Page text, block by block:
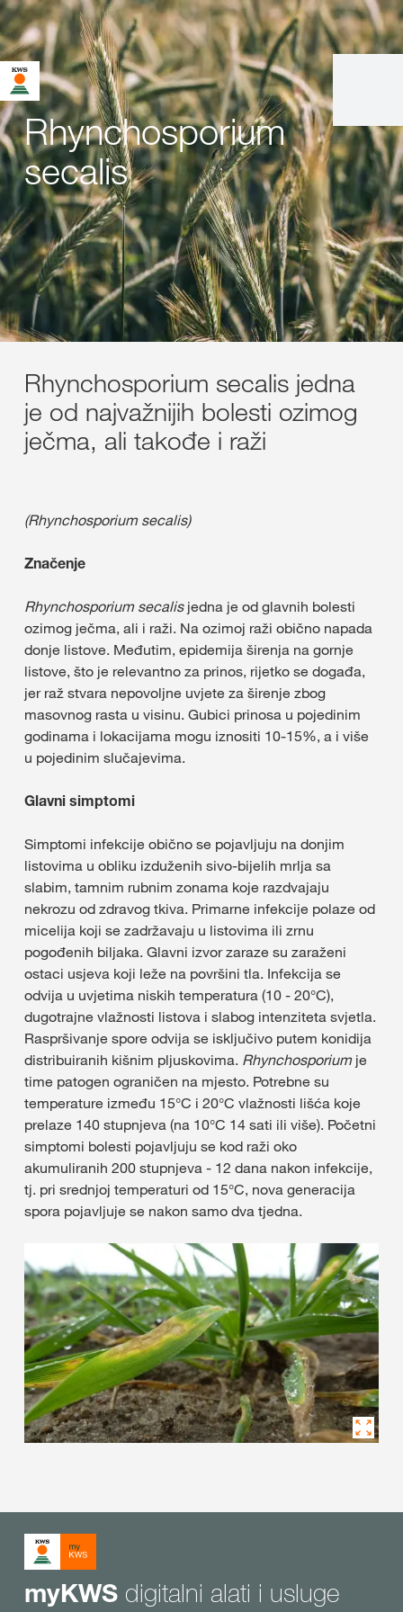
Rhynchosporium
secalis
Rhynchosporium secalis jedna
je od najvažnijih bolesti ozimog
ječma, ali takođe i raži
(Rhynchosporium secalis)
Značenje
Rhynchosporium secalis jedna je od glavnih bolesti
ozimog ječma, ali i raži. Na ozimoj raži obično napada
donje listove. Međutim, epidemija širenja na gornje
listove, što je relevantno za prinos, rijetko se događa,
jer raž stvara nepovoljne uvjete za širenje zbog
masovnog rasta u visinu. Gubici prinosa u pojedinim
godinama i lokacijama mogu iznositi 10-15%, a i više
u pojedinim slučajevima.
Glavni simptomi
Simptomi infekcije obično se pojavljuju na donjim
listovima u obliku izduženih sivo-bijelih mrlja sa
slabim, tamnim rubnim zonama koje razdvajaju
nekrozu od zdravog tkiva. Primarne infekcije polaze od
micelija koji se zadržavaju u listovima ili zrnu
pogođenih biljaka. Glavni izvor zaraze su zaraženi
ostaci usjeva koji leže na površini tla. Infekcija se
odvija u uvjetima niskih temperatura (10 - 20°C),
dugotrajne vlažnosti listova i slabog intenziteta svjetla.
Raspršivanje spore odvija se isključivo putem konidija
distribuiranih kišnim pljuskovima. Rhynchosporiumje
time patogen ograničen na mjesto. Potrebne su
temperature između 15°C i 20°C vlažnosti lišća koje
prelaze 140 stupnjeva (na 10°C 14 sati ili više). Početni
simptomi bolesti pojavljuju se kod raži oko
akumuliranih 200 stupnjeva - 12 dana nakon infekcije,
tj. pri srednjoj temperaturi od 15°C, nova generacija
spora pojavljuje se nakon samo dva tjedna.
myKWS digitalni alati i usluge